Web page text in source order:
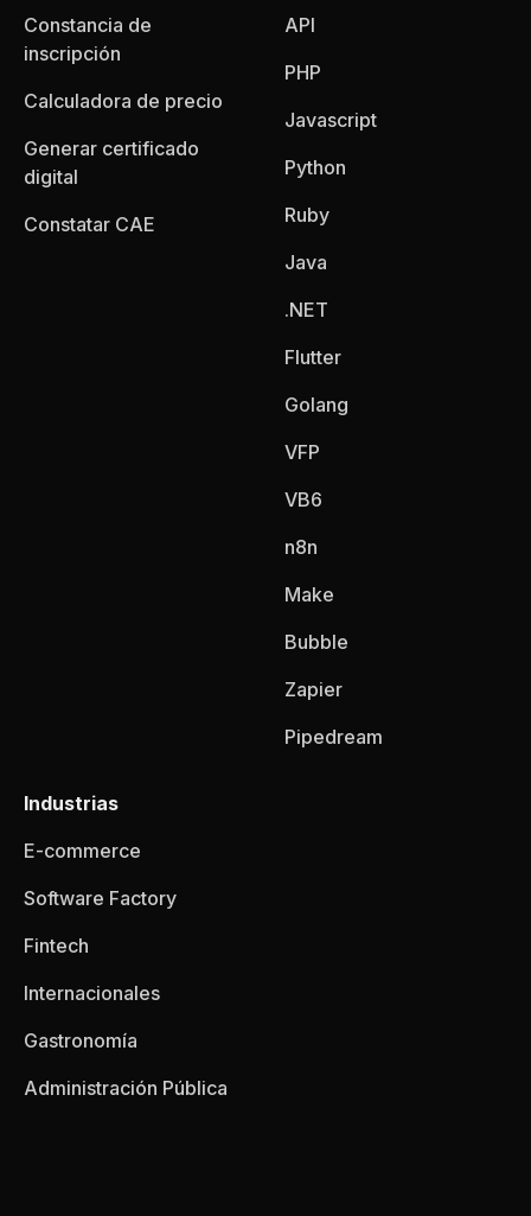
Constancia de
inscripción
Calculadora de precio
Generar certificado
digital
Constatar CAE
API
PHP
Javascript
Python
Ruby
Java
.NET
Flutter
Golang
VFP
VB6
n8n
Make
Bubble
Zapier
Pipedream
Industrias
E-commerce
Software Factory
Fintech
Internacionales
Gastronomía
Administración Pública